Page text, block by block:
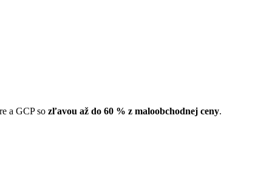
a GCP so zľavou až do 60 % z maloobchodnej ceny.